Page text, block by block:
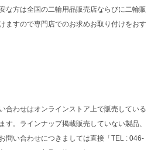
な方は全国の二輪用品販売店ならびに二輪販
ますので専門店でのお求めお取り付けをおす
合わせはオンラインストア上で販売している
す。ラインナップ掲載販売していない製品、
問い合わせにつきましては直接「TEL : 046-